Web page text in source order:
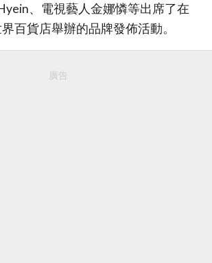
、電視藝人金娜憐等出席了在
百貨店舉辦的品牌發佈活動。
廣告